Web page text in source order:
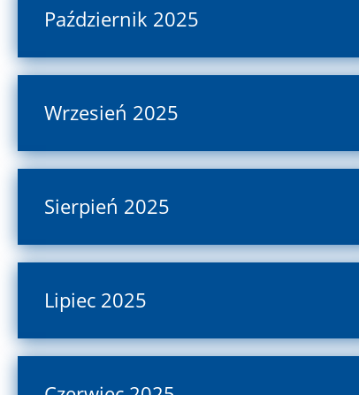
Październik 2025
Wrzesień 2025
Sierpień 2025
Lipiec 2025